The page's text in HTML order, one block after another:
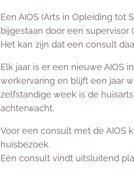
Een AIOS (Arts in Opleiding
bijgestaan door een supervisor
Het kan zijn dat een consult
Elk jaar is er een nieuwe AIOS
werkervaring en blijft een jaar
zelfstandige week is de
achterwacht.
Voor een consult met de AIOS
huisbezoek.
Een consult vindt uitsluitend